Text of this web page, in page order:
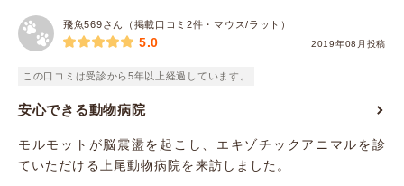
飛魚569さん（掲載口コミ2件・マウス/ラット）
2019年08月投稿
5.0
この口コミは受診から5年以上経過しています。
安心できる動物病院
モルモットが脳震盪を起こし、エキゾチックアニマルを診
ていただける上尾動物病院を来訪しました。